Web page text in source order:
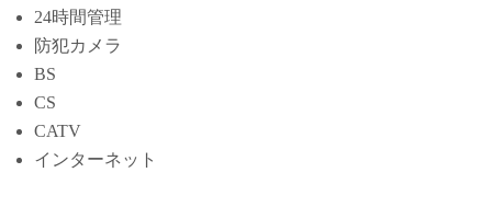
24時間管理
防犯カメラ
BS
CS
CATV
インターネット